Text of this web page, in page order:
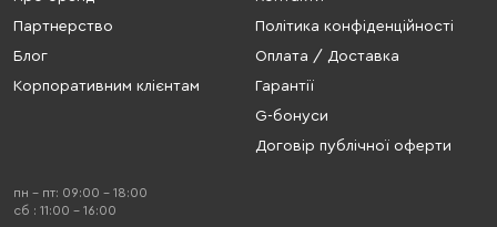
Партнерство
Блог
Корпоративним клієнтам
Політика конфіденційності
Оплата / Доставка
Гарантії
G-бонуси
Договір публічної оферти
пн - пт: 09:00 - 18:00
cб : 11:00 - 16:00